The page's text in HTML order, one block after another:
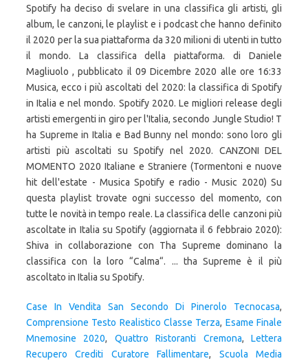
Spotify ha deciso di svelare in una classifica gli artisti, gli
album, le canzoni, le playlist e i podcast che hanno definito
il 2020 per la sua piattaforma da 320 milioni di utenti in tutto
il mondo. La classifica della piattaforma. di Daniele
Magliuolo , pubblicato il 09 Dicembre 2020 alle ore 16:33
Musica, ecco i più ascoltati del 2020: la classifica di Spotify
in Italia e nel mondo. Spotify 2020. Le migliori release degli
artisti emergenti in giro per l'Italia, secondo Jungle Studio! T
ha Supreme in Italia e Bad Bunny nel mondo: sono loro gli
artisti più ascoltati su Spotify nel 2020. CANZONI DEL
MOMENTO 2020 Italiane e Straniere (Tormentoni e nuove
hit dell'estate - Musica Spotify e radio - Music 2020) Su
questa playlist trovate ogni successo del momento, con
tutte le novità in tempo reale. La classifica delle canzoni più
ascoltate in Italia su Spotify (aggiornata il 6 febbraio 2020):
Shiva in collaborazione con Tha Supreme dominano la
classifica con la loro “Calma“. ... tha Supreme è il più
ascoltato in Italia su Spotify.
Case In Vendita San Secondo Di Pinerolo Tecnocasa,
Comprensione Testo Realistico Classe Terza, Esame Finale
Mnemosine 2020, Quattro Ristoranti Cremona,Lettera
Recupero Crediti Curatore Fallimentare, Scuola Media